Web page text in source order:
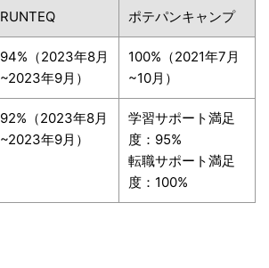
RUNTEQ ポテパンキャンプ
94%（2023年8月
~2023年9月）
100%（2021年7月
~10月）
92%（2023年8月
~2023年9月）
学習サポート満足
度：95%
転職サポート満足
度：100%